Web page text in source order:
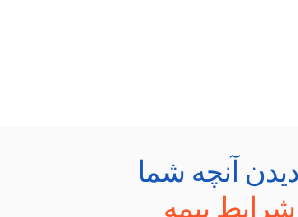
دیدن آنچه شما
بیمه